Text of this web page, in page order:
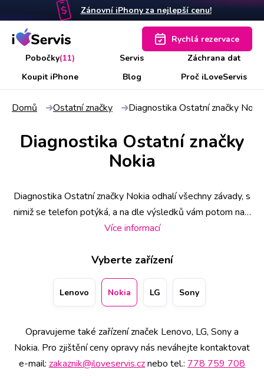
Zánovní iPhony za nejlepší cenu!
Pobočky(11) Servis
Záchrana dat
Koupit iPhone
Blog Proč iLoveServis
Rychlá rezervace
Domů Ostatní značky Diagnostika Ostatní značky Nokia
Diagnostika Ostatní značky
Nokia
Diagnostika Ostatní značky Nokia odhalí všechny závady, s
nimiž se telefon potýká, a na dle výsledků vám potom naši
technici navrhnou nejlepší možné řešení. Někdy ji lze
chybových hlášek, případně poškozené základní desky
nebo nestandardního chování, může diagnostika Ostatní
značky Nokia vyžadovat času více. Přednostní obsluhu vám
přitom zajistí rezervace (telefonicky nebo přes webové
místech po ČR.
Více informací
Vyberte zařízení
Lenovo Nokia LG Sony
Opravujeme také zařízení značek Lenovo, LG, Sony a
Nokia. Pro zjištění ceny opravy nás neváhejte kontaktovat
e-mail: zakaznik@iloveservis.cznebo tel.: 778 759 708